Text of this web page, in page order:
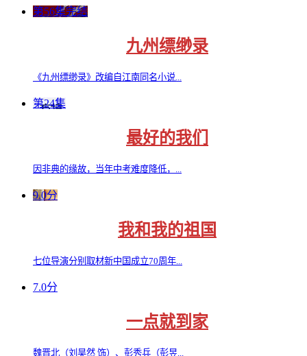
第56集完结
九州缥缈录
《九州缥缈录》改编自江南同名小说...
第24集
最好的我们
因非典的缘故，当年中考难度降低，...
9.0分
我和我的祖国
七位导演分别取材新中国成立70周年...
7.0分
一点就到家
魏晋北（刘昊然 饰）、彭秀兵（彭昱...